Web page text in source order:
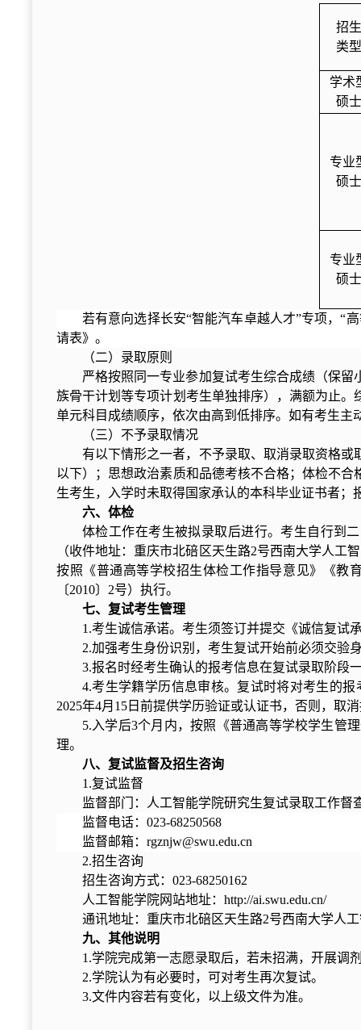
招生
类型
学术
硕士
专业
硕士
专业
硕士
若有意向选择长安“智能汽车卓越人才”专项，“
请表》。
（二）录取原则
严格按照同一专业参加复试考生综合成绩（保
族骨干计划等专项计划考生单独排序），满额为止
单元科目成绩顺序，依次由高到低排序。如有考生主
（三）不予录取情况
有以下情形之一者，不予录取、取消录取资格
以下）；思想政治素质和品德考核不合格；体检不
生考生，入学时未取得国家承认的本科毕业证书者
六、体检
体检工作在考生被拟录取后进行。考生自行到
（收件地址：重庆市北碚区天生路2号西南大学人工
按照《普通高等学校招生体检工作指导意见》《教
〔2010〕2号）执行。
七、复试考生管理
1.考生诚信承诺。考生须签订并提交《诚信复试
2.加强考生身份识别，考生复试开始前必须交验
3.报名时经考生确认的报考信息在复试录取阶段
4.考生学籍学历信息审核。复试时将对考生的
2025年4月15日前提供学历验证或认证书，否则，取
5.入学后3个月内，按照《普通高等学校学生管
理。
八、复试监督及招生咨询
1.复试监督
监督部门：人工智能学院研究生复试录取工作督
监督电话：023-68250568
监督邮箱：rgznjw@swu.edu.cn
2.招生咨询
招生咨询方式：023-68250162
人工智能学院网站地址：http://ai.swu.edu.cn/
通讯地址：重庆市北碚区天生路2号西南大学人
九、其他说明
1.学院完成第一志愿录取后，若未招满，开展调
2.学院认为有必要时，可对考生再次复试。
3.文件内容若有变化，以上级文件为准。